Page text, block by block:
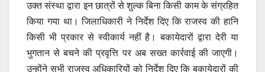
उक्त संस्था द्वारा इन छात्रों से शुल्क बिना किसी काम के संग्रहित
किया गया था। जिलाधिकारी ने निर्देश दिए कि राजस्व की हानि
किसी भी प्रकार से स्वीकार्य नहीं है। बकायेदारों द्वारा देरी या
भुगतान से बचने की प्रवृत्ति पर अब सख्त कार्रवाई की जाएगी।
उन्होंने सभी राजस्व अधिकारियों को निर्देश दिए कि बकायेदारों की